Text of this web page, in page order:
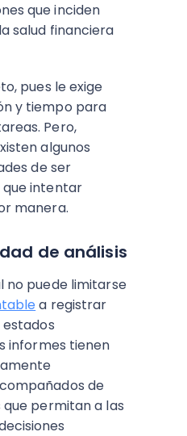
que inciden
salud financiera
pues le exige
y tiempo para
Pero,
algunos
de ser
intentar
manera.
de análisis
no puede limitarse
a registrar
informes tienen
de
permitan a las